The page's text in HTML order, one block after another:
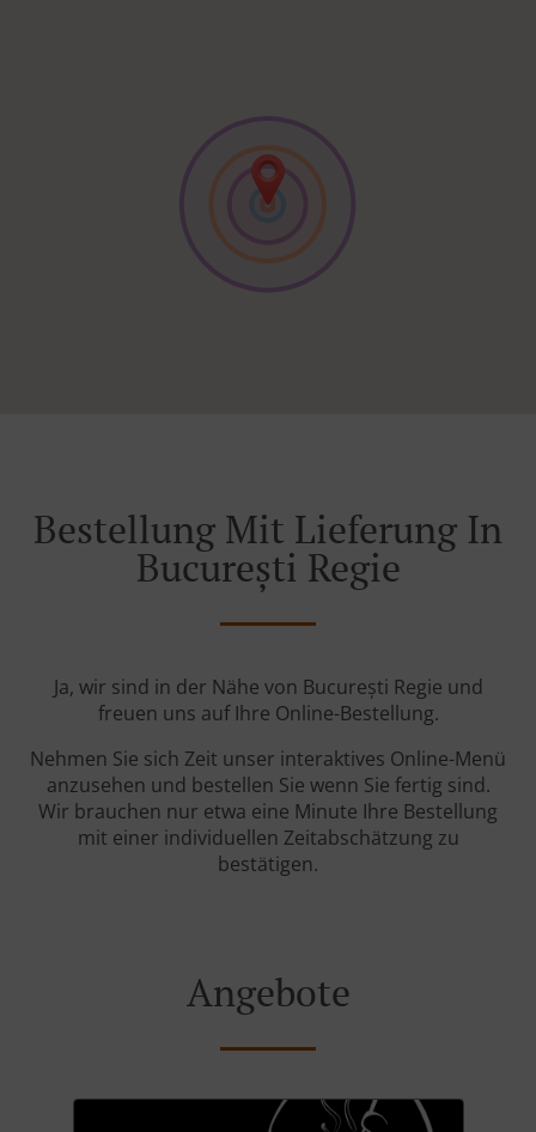
Bestellung Mit Lieferung In
București Regie
Ja, wir sind in der Nähe von București Regie und
freuen uns auf Ihre Online-Bestellung.
Nehmen Sie sich Zeit unser interaktives Online-Menü
anzusehen und bestellen Sie wenn Sie fertig sind.
Wir brauchen nur etwa eine Minute Ihre Bestellung
mit einer individuellen Zeitabschätzung zu
bestätigen.
Angebote